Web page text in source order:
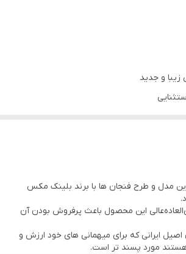
زیبا و جدید
مدل و طرح فنجان ها با برند بلینک مکس
این محصول باعث پرفروش بودن آن
اصیل ایرانی که برای میهمانی های خود ارزش و
مورد پسند تر است.